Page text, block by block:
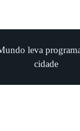
leva
cidade